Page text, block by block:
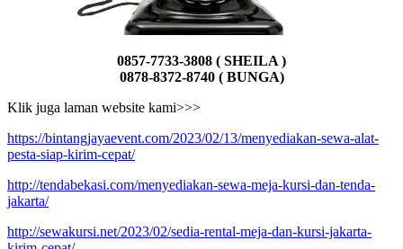
0857-7733-3808 ( SHEILA )
0878-8372-8740 ( BUNGA)
Klik juga laman website kami>>>
https://bintangjayaevent.com/2023/02/13/menyediakan-sewa-alat-
pesta-siap-kirim-cepat/
http://tendabekasi.com/menyediakan-sewa-meja-kursi-dan-tenda-
jakarta/
http://sewakursi.net/2023/02/sedia-rental-meja-dan-kursi-jakarta-